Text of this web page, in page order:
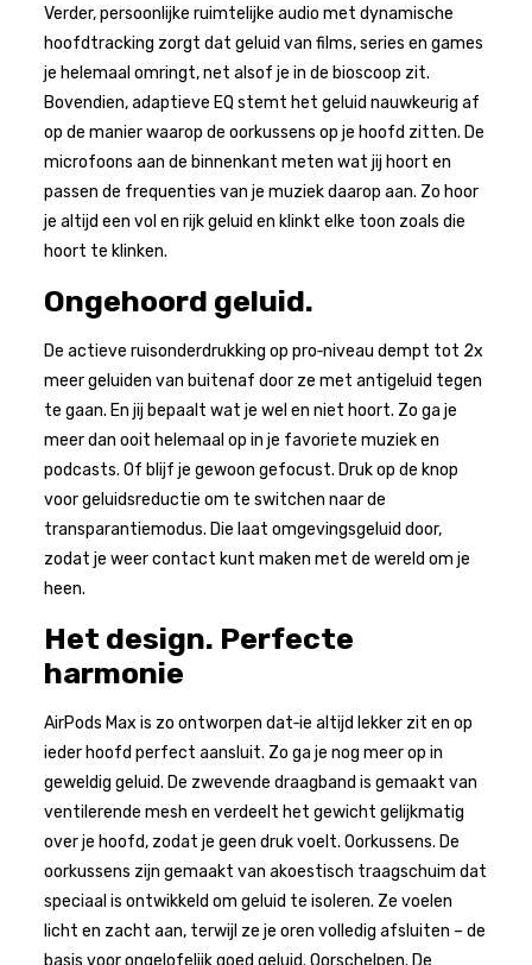
Verder, persoonlijke ruimtelijke audio met dynamische
hoofdtracking zorgt dat geluid van films, series en games
je helemaal omringt, net alsof je in de bioscoop zit.
Bovendien, adaptieve EQ stemt het geluid nauwkeurig af
op de manier waarop de oorkussens op je hoofd zitten. De
microfoons aan de binnenkant meten wat jij hoort en
passen de frequenties van je muziek daarop aan. Zo hoor
je altijd een vol en rijk geluid en klinkt elke toon zoals die
hoort te klinken.
Ongehoord geluid.
De actieve ruisonderdrukking op pro‑niveau dempt tot 2x
meer geluiden van buitenaf door ze met antigeluid tegen
te gaan. En jij bepaalt wat je wel en niet hoort. Zo ga je
meer dan ooit helemaal op in je favoriete muziek en
podcasts. Of blijf je gewoon gefocust. Druk op de knop
voor geluidsreductie om te switchen naar de
transparantiemodus. Die laat omgevings­geluid door,
zodat je weer contact kunt maken met de wereld om je
heen.
Het design. Perfecte
harmonie
AirPods Max is zo ontworpen dat‑ie altijd lekker zit en op
ieder hoofd perfect aansluit. Zo ga je nog meer op in
geweldig geluid. De zwevende draagband is gemaakt van
ventilerende mesh en verdeelt het gewicht gelijkmatig
over je hoofd, zodat je geen druk voelt. Oorkussens. De
oorkussens zijn gemaakt van akoestisch traagschuim dat
speciaal is ontwikkeld om geluid te isoleren. Ze voelen
licht en zacht aan, terwijl ze je oren volledig afsluiten – de
basis voor ongelofelijk goed geluid. Oorschelpen. De